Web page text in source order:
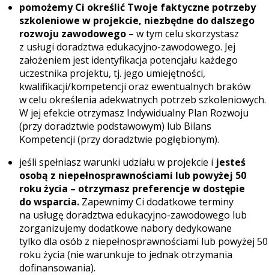
pomożemy Ci określić Twoje faktyczne potrzeby
szkoleniowe w projekcie, niezbędne do dalszego
rozwoju zawodowego – w tym celu skorzystasz
z usługi doradztwa edukacyjno-zawodowego. Jej
założeniem jest identyfikacja potencjału każdego
uczestnika projektu, tj. jego umiejętności,
kwalifikacji/kompetencji oraz ewentualnych braków
w celu określenia adekwatnych potrzeb szkoleniowych.
W jej efekcie otrzymasz Indywidualny Plan Rozwoju
(przy doradztwie podstawowym) lub Bilans
Kompetencji (przy doradztwie pogłębionym).
jeśli spełniasz warunki udziału w projekcie i jesteś
osobą z niepełnosprawnościami lub powyżej 50
roku życia – otrzymasz preferencje w dostępie
do wsparcia. Zapewnimy Ci dodatkowe terminy
na usługę doradztwa edukacyjno-zawodowego lub
zorganizujemy dodatkowe nabory dedykowane
tylko dla osób z niepełnosprawnościami lub powyżej 50
roku życia (nie warunkuje to jednak otrzymania
dofinansowania).